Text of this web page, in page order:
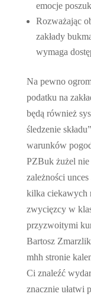
emocje
Rozważając
zakłady
wymaga
Na pewno
podatku na
będą również
śledzenie
warunków
PZBuk żużel
zależności
kilka ciekawych
zwycięzcy w
przyzwoitymi
Bartosz
mhh stronie
Ci znaleźć
znacznie ułatwi